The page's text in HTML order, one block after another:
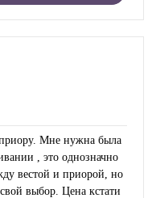
приору. Мне нужна была
, это однозначно
вестой и приорой, но
выбор. Цена кстати